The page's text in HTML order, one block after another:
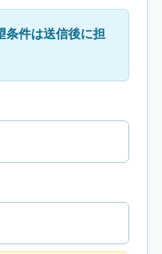
条件は送信後に担